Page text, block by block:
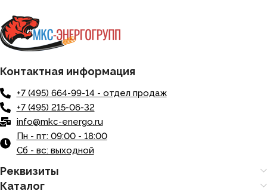
Контактная информация
+7 (495) 664-99-14 - отдел продаж
+7 (495) 215-06-32
info@mkc-energo.ru
Пн - пт: 09:00 - 18:00
Сб - вс: выходной
Реквизиты
Каталог